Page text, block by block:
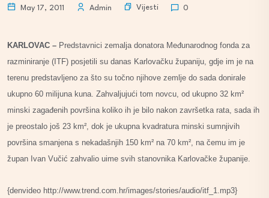
May 17, 2011 Admin Vijesti 0
KARLOVAC – Predstavnici zemalja donatora Međunarodnog fonda za
razminiranje (ITF) posjetili su danas Karlovačku županiju, gdje im je na
terenu predstavljeno za što su točno njihove zemlje do sada donirale
ukupno 60 milijuna kuna. Zahvaljujući tom novcu, od ukupno 32 km²
minski zagađenih površina koliko ih je bilo nakon završetka rata, sada ih
je preostalo još 23 km², dok je ukupna kvadratura minski sumnjivih
površina smanjena s nekadašnjih 150 km² na 70 km², na čemu im je
župan Ivan Vučić zahvalio uime svih stanovnika Karlovačke županije.
{denvideo http://www.trend.com.hr/images/stories/audio/itf_1.mp3}